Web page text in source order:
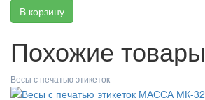
Похожие товары
Весы с печатью этикеток